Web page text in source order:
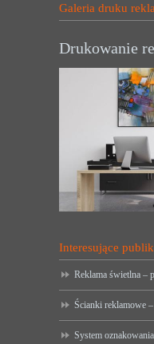
Galeria druku
Drukowanie
Interesujące
Reklama świetlna –
Ścianki reklamowe
System